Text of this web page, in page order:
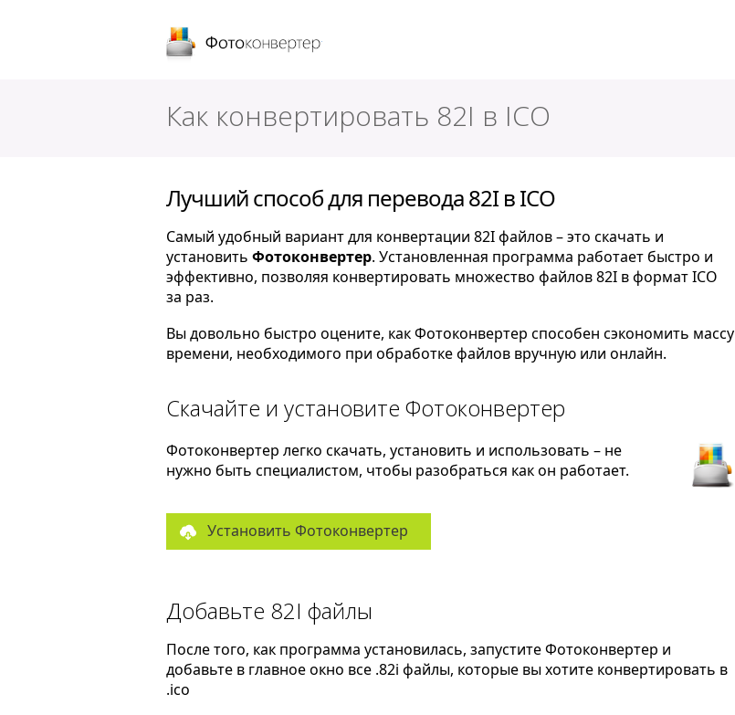
Как конвертировать 82I в ICO
Лучший способ для перевода 82I в ICO
Самый удобный вариант для конвертации 82I файлов – это скачать и
установить Фотоконвертер. Установленная программа работает быстро и
эффективно, позволяя конвертировать множество файлов 82I в формат ICO
за раз.
Вы довольно быстро оцените, как Фотоконвертер способен сэкономить массу
времени, необходимого при обработке файлов вручную или онлайн.
Скачайте и установите Фотоконвертер
Фотоконвертер легко скачать, установить и использовать – не
нужно быть специалистом, чтобы разобраться как он работает.
Установить Фотоконвертер
Добавьте 82I файлы
После того, как программа установилась, запустите Фотоконвертер и
добавьте в главное окно все .82i файлы, которые вы хотите конвертировать в
.ico